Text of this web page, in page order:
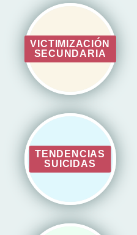
VICTIMIZACIÓN
SECUNDARIA
TENDENCIAS
SUICIDAS